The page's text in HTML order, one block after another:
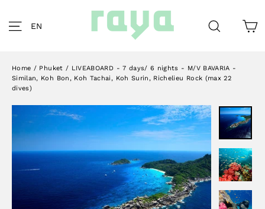
content
Site navigation
EN Search
Home / Phuket / LIVEABOARD - 7 days/ 6 nights - M/V BAVARIA -
Similan, Koh Bon, Koh Tachai, Koh Surin, Richelieu Rock (max 22
dives)